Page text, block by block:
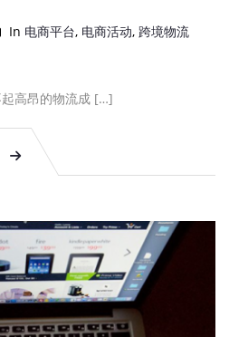
In 电商平台, 电商活动, 跨境物流
高昂的物流成 […]